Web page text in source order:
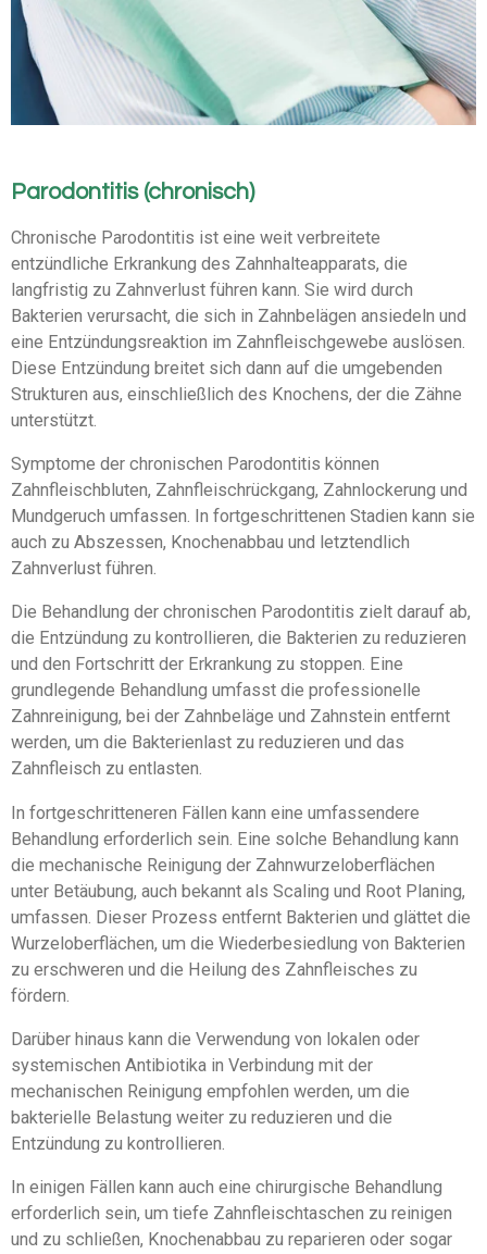
Parodontitis (chronisch)
Chronische Parodontitis ist eine weit verbreitete
entzündliche Erkrankung des Zahnhalteapparats, die
langfristig zu Zahnverlust führen kann. Sie wird durch
Bakterien verursacht, die sich in Zahnbelägen ansiedeln und
eine Entzündungsreaktion im Zahnfleischgewebe auslösen.
Diese Entzündung breitet sich dann auf die umgebenden
Strukturen aus, einschließlich des Knochens, der die Zähne
unterstützt.
Symptome der chronischen Parodontitis können
Zahnfleischbluten, Zahnfleischrückgang, Zahnlockerung und
Mundgeruch umfassen. In fortgeschrittenen Stadien kann sie
auch zu Abszessen, Knochenabbau und letztendlich
Zahnverlust führen.
Die Behandlung der chronischen Parodontitis zielt darauf ab,
die Entzündung zu kontrollieren, die Bakterien zu reduzieren
und den Fortschritt der Erkrankung zu stoppen. Eine
grundlegende Behandlung umfasst die professionelle
Zahnreinigung, bei der Zahnbeläge und Zahnstein entfernt
werden, um die Bakterienlast zu reduzieren und das
Zahnfleisch zu entlasten.
In fortgeschritteneren Fällen kann eine umfassendere
Behandlung erforderlich sein. Eine solche Behandlung kann
die mechanische Reinigung der Zahnwurzeloberflächen
unter Betäubung, auch bekannt als Scaling und Root Planing,
umfassen. Dieser Prozess entfernt Bakterien und glättet die
Wurzeloberflächen, um die Wiederbesiedlung von Bakterien
zu erschweren und die Heilung des Zahnfleisches zu
fördern.
Darüber hinaus kann die Verwendung von lokalen oder
systemischen Antibiotika in Verbindung mit der
mechanischen Reinigung empfohlen werden, um die
bakterielle Belastung weiter zu reduzieren und die
Entzündung zu kontrollieren.
In einigen Fällen kann auch eine chirurgische Behandlung
erforderlich sein, um tiefe Zahnfleischtaschen zu reinigen
und zu schließen, Knochenabbau zu reparieren oder sogar